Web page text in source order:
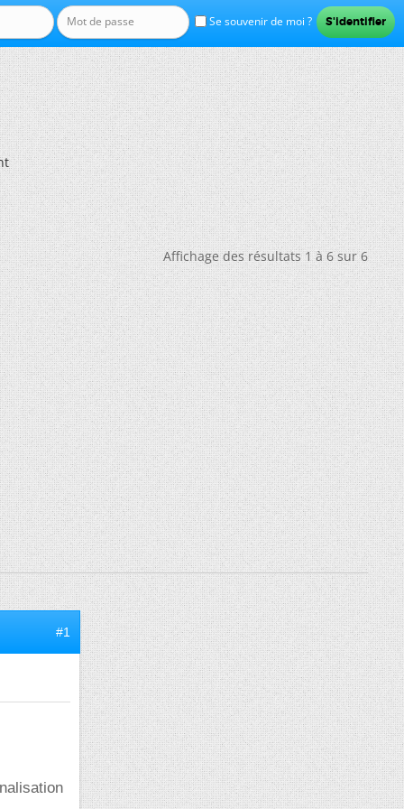
Se souvenir de moi ?
Affichage des résultats 1 à 6 sur 6
#1